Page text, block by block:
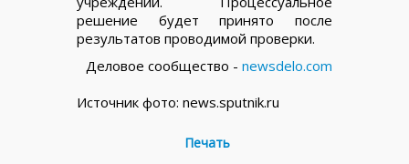
решение будет принято после
результатов проводимой проверки.
Деловое сообщество - newsdelo.com
Источник фото: news.sputnik.ru
Печать